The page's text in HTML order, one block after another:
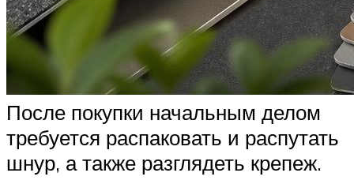
После покупки начальным делом
требуется распаковать и распутать
шнур, а также разглядеть крепеж.